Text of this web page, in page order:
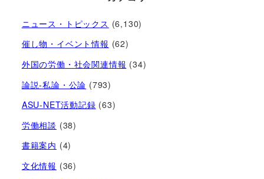
ニュース・トピックス (6,130)
催し物・イベント情報 (62)
外国の労働・社会関連情報 (34)
論説-私論・公論 (793)
ASU-NET活動記録 (63)
労働相談 (38)
書籍案内 (4)
文化情報 (36)